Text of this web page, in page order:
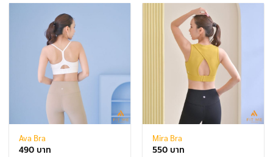
Ava Bra
490
Mira Bra
550